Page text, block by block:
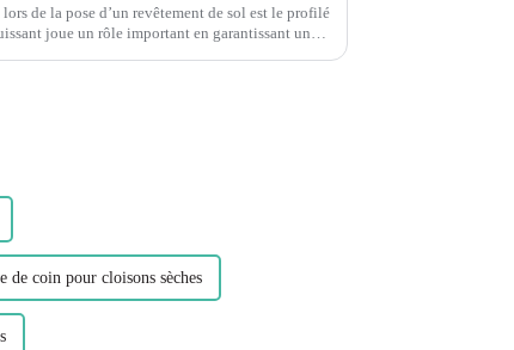
de la pose d’un revêtement de sol est le profilé
joue un rôle important en garantissant un
de coin pour cloisons sèches